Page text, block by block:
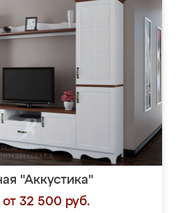
"Аккустика"
от 32 500 руб.